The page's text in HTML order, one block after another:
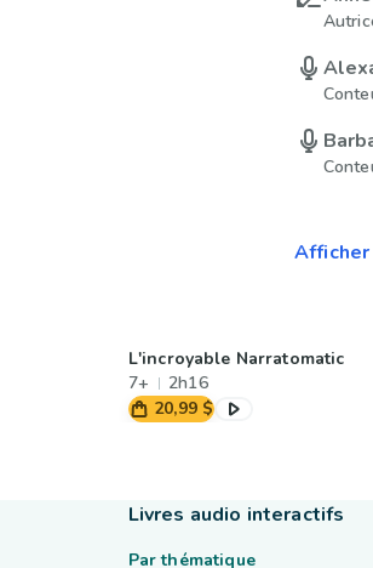
L'incroyable Narratomatic
7+
2h16
20,99 $
Livres audio interactifs
Par thématique